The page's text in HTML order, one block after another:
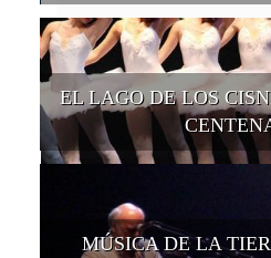
EL LAGO DE LOS
MÚSICA DE LA